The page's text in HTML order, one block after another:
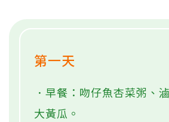
第一天
．早餐：吻仔魚杏菜粥、
大黃瓜。